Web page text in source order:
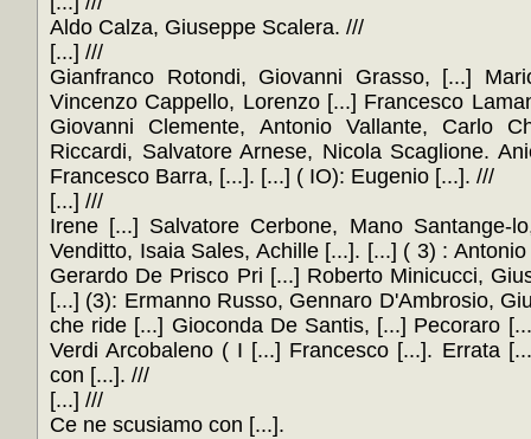
Aldo Calza, Giuseppe Scalera. ///
[...] ///
Gianfranco Rotondi, Giovanni Grasso, [...]
Vincenzo Cappello, Lorenzo [...] Francesco
Giovanni Clemente, Antonio Vallante, Carlo
Riccardi, Salvatore Arnese, Nicola Scaglione.
Francesco Barra, [...]. [...] ( IO): Eugenio [...]. ///
[...] ///
Irene [...] Salvatore Cerbone, Mano Santange-
Venditto, Isaia Sales, Achille [...]. [...] ( 3) :
Gerardo De Prisco Pri [...] Roberto Minicucci,
[...] (3): Ermanno Russo, Gennaro D'Ambrosio,
che ride [...] Gioconda De Santis, [...] Pecoraro
Verdi Arcobaleno ( I [...] Francesco [...]. Errata
con [...]. ///
[...] ///
Ce ne scusiamo con [...].